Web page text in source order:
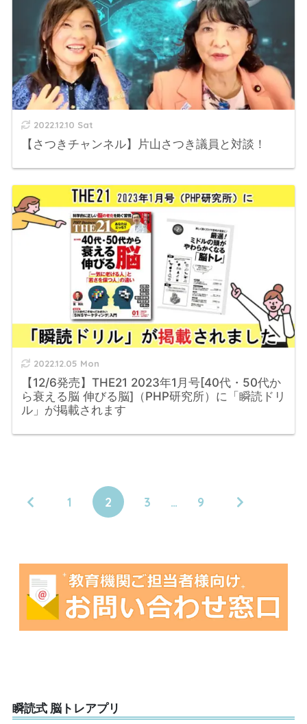
2022.12.10 Sat
【さつきチャンネル】片山さつき議員と対談！
2022.12.05 Mon
【12/6発売】THE21 2023年1月号[40代・50代か
ら衰える脳 伸びる脳]（PHP研究所）に「瞬読ドリ
ル」が掲載されます
1 2 3 … 9
瞬読式 脳トレアプリ